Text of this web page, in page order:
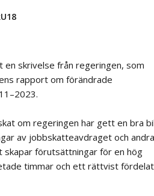
en skrivelse från regeringen, som
rapport om förändrade
om regeringen har gett en bra
av jobbskatteavdraget och andra
förutsättningar för en hög
timmar och ett rättvist fördelat